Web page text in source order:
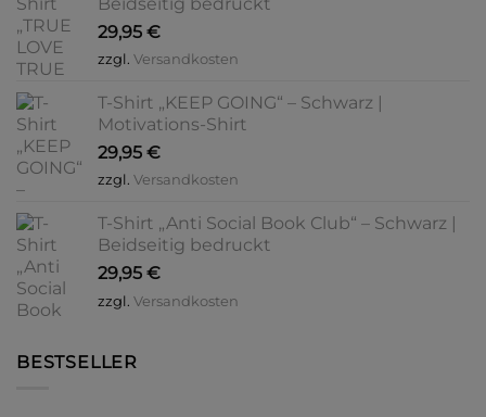
29,95 €
zzgl. Versandkosten
T-Shirt „KEEP GOING“ – Schwarz |
Motivations-Shirt
29,95 €
zzgl. Versandkosten
T-Shirt „Anti Social Book Club“ – Schwarz |
Beidseitig bedruckt
29,95 €
zzgl. Versandkosten
BESTSELLER